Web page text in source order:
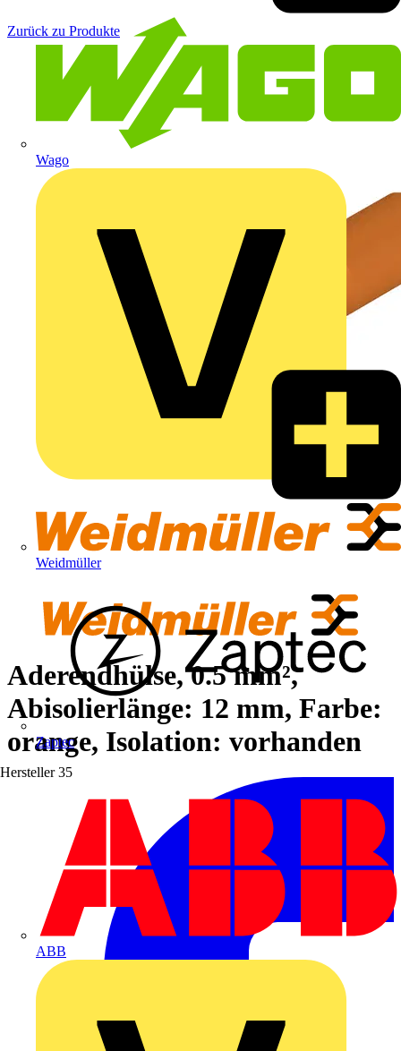
Wago
Weidmüller
Zaptec
Hersteller 35
ABB
Zurück zu Produkte
Aderendhülse, 0.5 mm²,
Abisolierlänge: 12 mm, Farbe:
orange, Isolation: vorhanden